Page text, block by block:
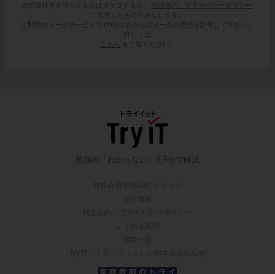
会員登録をクリックまたはタップすると、
利用規約・プライバシーポリシー
に同意したものとみなします。
ご利用のメールサービスで @try-it.jp からのメールの受信を許可して下さい。
詳しくは
こちら
をご覧ください。
勉強の「わからない」を5分で解決